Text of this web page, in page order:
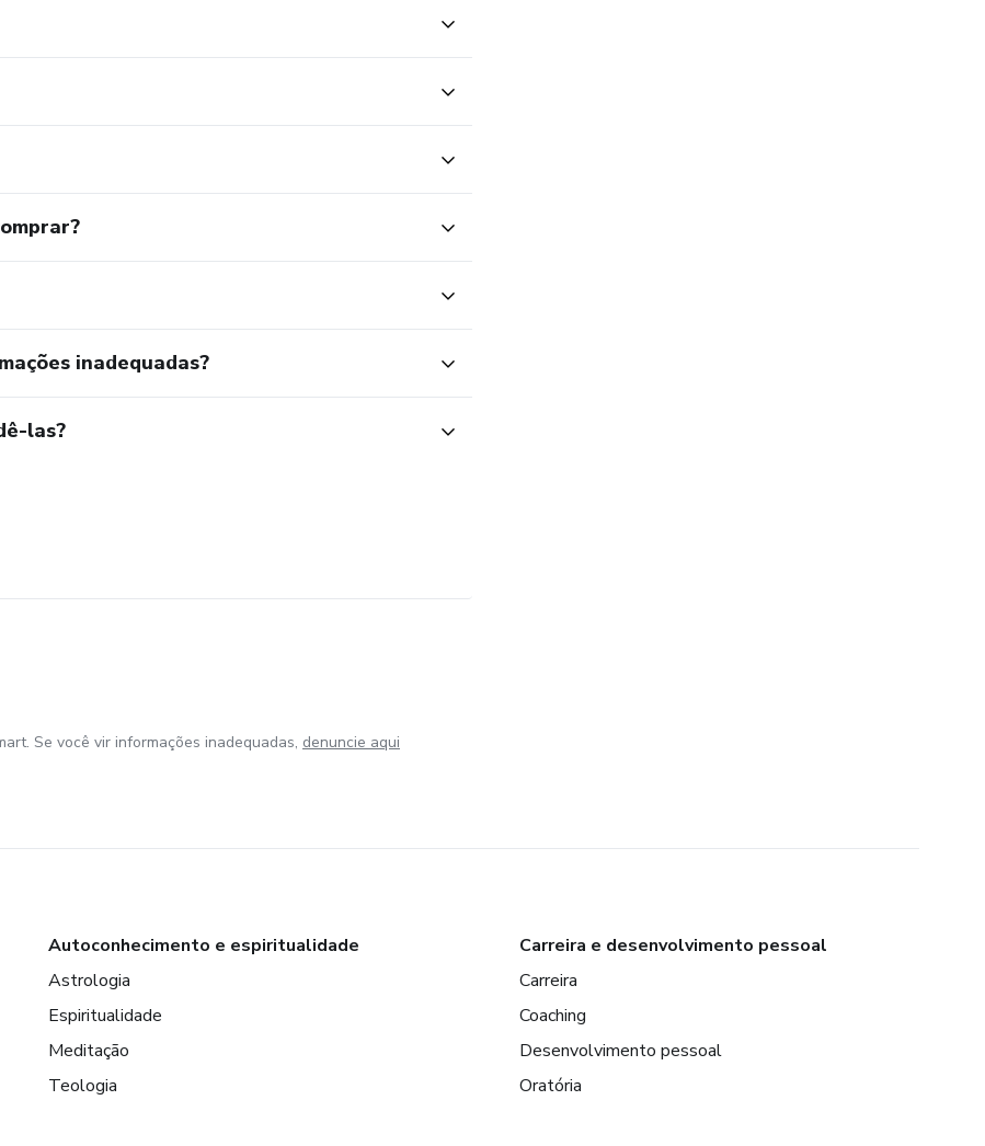
inadequadas?
las?
Se você vir informações inadequadas, denuncie aqui
Autoconhecimento e espiritualidade
Astrologia
Espiritualidade
Meditação
Teologia
Carreira e desenvolvimento pessoal
Carreira
Coaching
Desenvolvimento pessoal
Oratória